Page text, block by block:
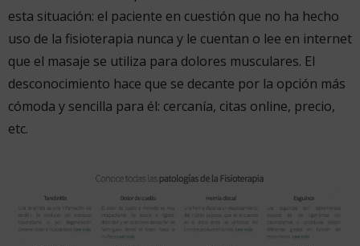
esta situación: el paciente en cuestión que no ha hecho
uso de la fisioterapia nunca y le cuentan o lee en internet
que el masaje se utiliza para dolores musculares. El
desconocimiento hace que se decante por la opción más
cómoda y sencilla para él: cercanía, citas online, precio,
etc.